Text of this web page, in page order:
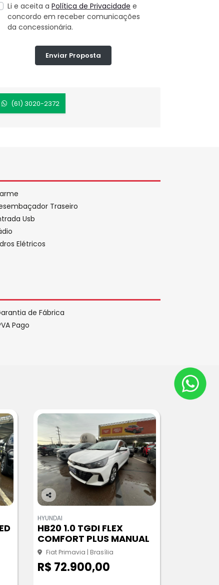
(61) 3020-2372
Li e aceita a Política de Privacidade e
concordo em receber comunicações
da concessionária.
Enviar Proposta
Traseiro
Usb
Elétricos
de Fábrica
Pago
Co
pa
rtil
he
HYUNDAI
HB20 1.0 TGDI FLEX
COMFORT PLUS MANUAL
Fiat Primavia | Brasília
R$ 72.900,00